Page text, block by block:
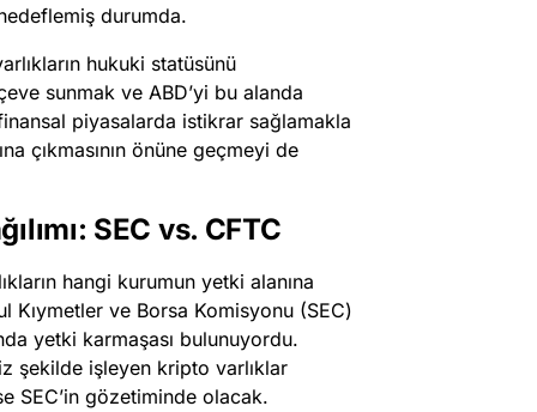
durumda.
hukuki statüsünü
sunmak ve ABD’yi bu alanda
piyasalarda istikrar sağlamakla
çıkmasının önüne geçmeyi de
SEC vs. CFTC
hangi kurumun yetki alanına
ve Borsa Komisyonu (SEC)
yetki karmaşası bulunuyordu.
şekilde işleyen kripto varlıklar
SEC’in gözetiminde olacak.